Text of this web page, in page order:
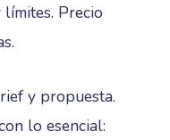
Precio
y propuesta.
lo esencial: